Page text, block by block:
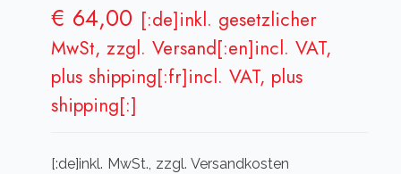
€ 64,00 [:de]inkl. gesetzlicher
MwSt, zzgl. Versand[:en]incl. VAT,
plus shipping[:fr]incl. VAT, plus
shipping[:]
[:de]inkl. MwSt., zzgl. Versandkosten